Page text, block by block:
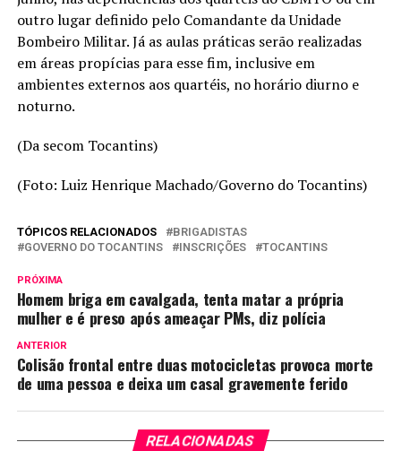
outro lugar definido pelo Comandante da Unidade
Bombeiro Militar. Já as aulas práticas serão realizadas
em áreas propícias para esse fim, inclusive em
ambientes externos aos quartéis, no horário diurno e
noturno.
(Da secom Tocantins)
(Foto: Luiz Henrique Machado/Governo do Tocantins)
TÓPICOS RELACIONADOS
BRIGADISTAS
GOVERNO DO TOCANTINS
INSCRIÇÕES TOCANTINS
PRÓXIMA
Homem briga em cavalgada, tenta matar a própria
mulher e é preso após ameaçar PMs, diz polícia
ANTERIOR
Colisão frontal entre duas motocicletas provoca morte
de uma pessoa e deixa um casal gravemente ferido
RELACIONADAS